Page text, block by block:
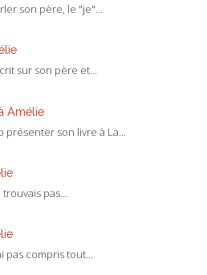
son père, le "je"...
sur son père et...
Amélie
présenter son livre à La...
pas...
pas compris tout...